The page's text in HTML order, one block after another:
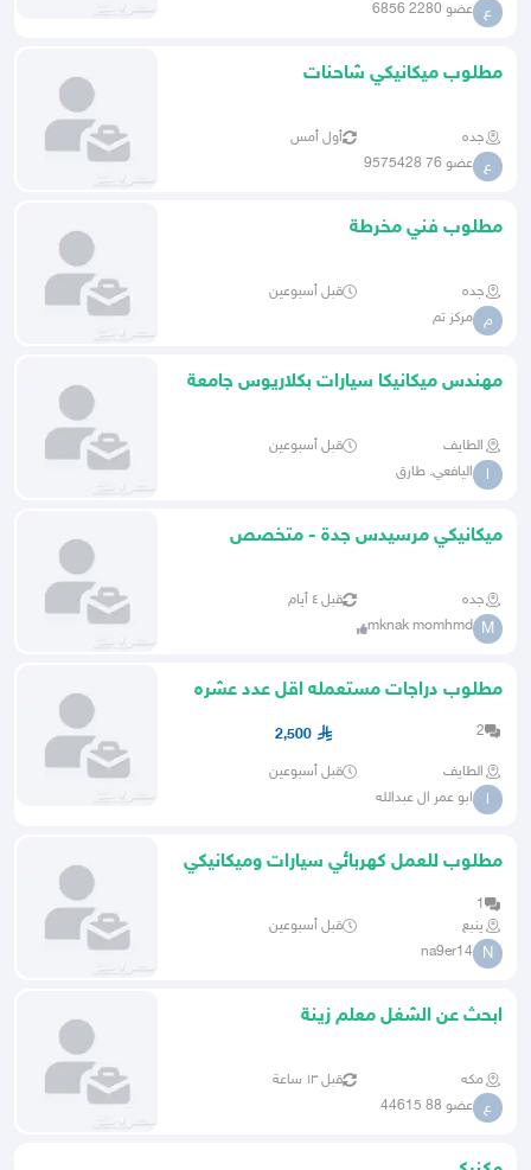
ع عضو 2280 6856
مطلوب ميكانيكي شاحنات
جده أول أمس
ع عضو 76 9575428
مطلوب فني مخرطة
جده قبل أسبوعين
م مركز تم
مهندس ميكانيكا سيارات بكلاريوس جامعة
الطايف قبل أسبوعين
ا اليافعي. طارق
ميكانيكي مرسيدس جدة - متخصص
جده قبل ٤ أيام
M
mknak momhmd
مطلوب دراجات مستعمله اقل عدد عشره
جميع المقاسات
2
2,500
الطايف قبل أسبوعين
ا ابو عمر ال عبدالله
مطلوب للعمل كهربائي سيارات وميكانيكي
1
ينبع
قبل أسبوعين
N
na9er14
ابحث عن الشغل معلم زينة
مكه قبل ١٣ ساعة
ع عضو 88 44615